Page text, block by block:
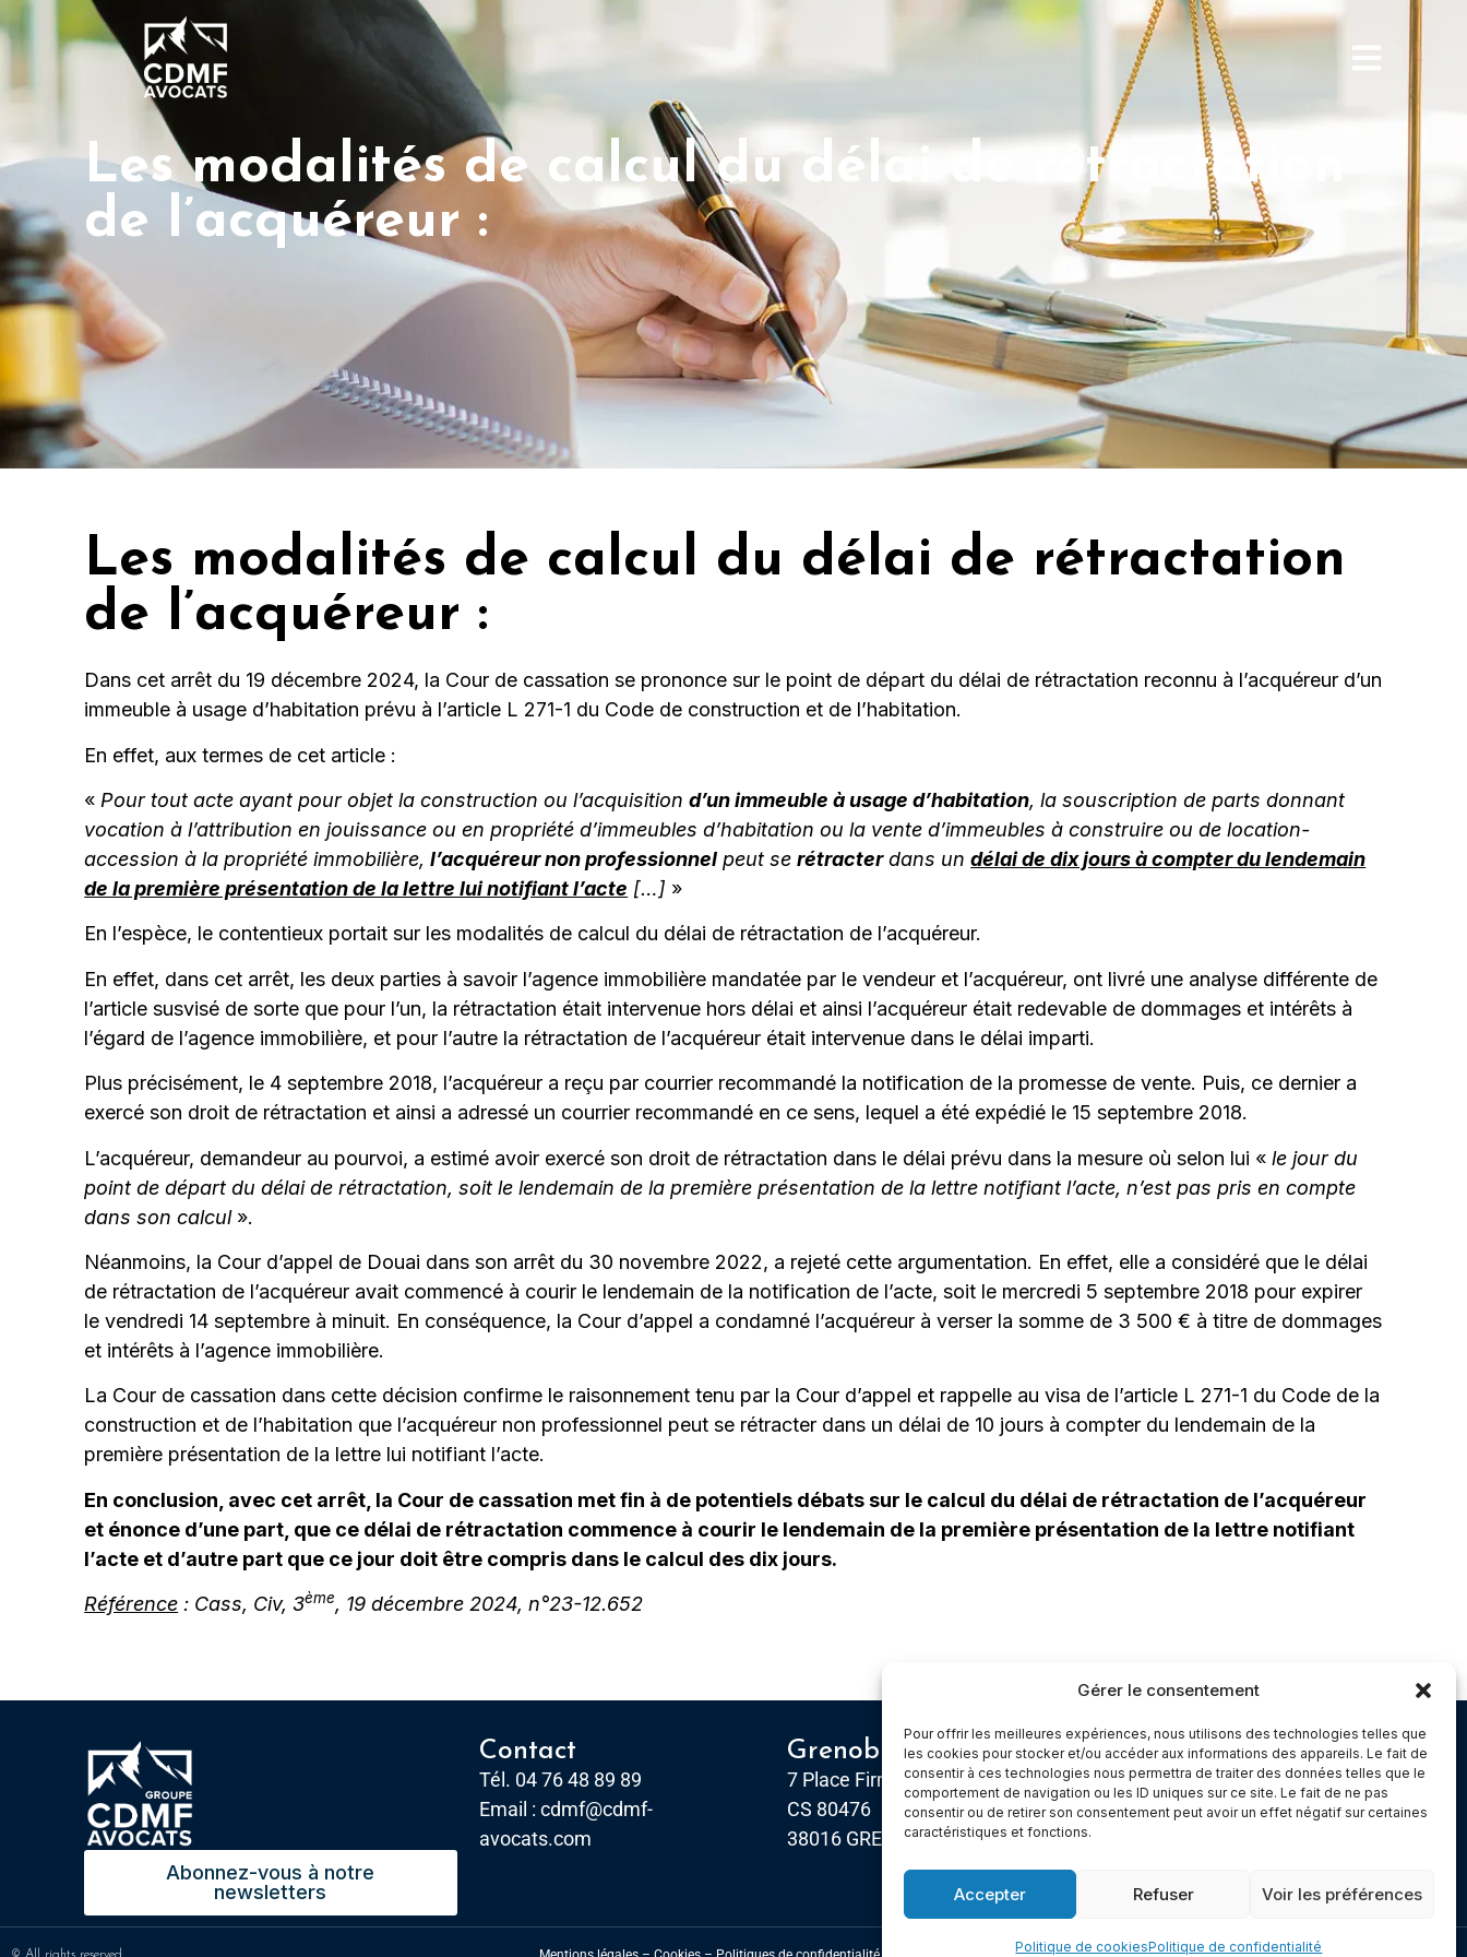
Gérer le consentement
Pour offrir les meilleures expériences, nous utilisons des technologies telles que
les cookies pour stocker et/ou accéder aux informations des appareils. Le fait de
consentir à ces technologies nous permettra de traiter des données telles que le
comportement de navigation ou les ID uniques sur ce site. Le fait de ne pas
consentir ou de retirer son consentement peut avoir un effet négatif sur certaines
caractéristiques et fonctions.
Accepter Refuser Voir les préférences
Politique de cookiesPolitique de confidentialité
Les modalités de calcul du délai de rétractation
de l’acquéreur :
Les modalités de calcul du délai de rétractation
de l’acquéreur :
Dans cet arrêt du 19 décembre 2024, la Cour de cassation se prononce sur le point de départ du délai de rétractation reconnu à l’acquéreur d’un
immeuble à usage d’habitation prévu à l’article L 271-1 du Code de construction et de l’habitation.
En effet, aux termes de cet article :
« Pour tout acte ayant pour objet la construction ou l’acquisitiond’un immeuble à usage d’habitation, la souscription de parts donnant
vocation à l’attribution en jouissance ou en propriété d’immeubles d’habitation ou la vente d’immeubles à construire ou de location-
accession à la propriété immobilière,l’acquéreur non professionnel peut serétracterdans undélai de dix jours à compter du lendemain
de la première présentation de la lettre lui notifiant l’acte […] »
En l’espèce, le contentieux portait sur les modalités de calcul du délai de rétractation de l’acquéreur.
En effet, dans cet arrêt, les deux parties à savoir l’agence immobilière mandatée par le vendeur et l’acquéreur, ont livré une analyse différente de
l’article susvisé de sorte que pour l’un, la rétractation était intervenue hors délai et ainsi l’acquéreur était redevable de dommages et intérêts à
l’égard de l’agence immobilière, et pour l’autre la rétractation de l’acquéreur était intervenue dans le délai imparti.
Plus précisément, le 4 septembre 2018, l’acquéreur a reçu par courrier recommandé la notification de la promesse de vente. Puis, ce dernier a
exercé son droit de rétractation et ainsi a adressé un courrier recommandé en ce sens, lequel a été expédié le 15 septembre 2018.
L’acquéreur, demandeur au pourvoi, a estimé avoir exercé son droit de rétractation dans le délai prévu dans la mesure où selon lui «le jour du
point de départ du délai de rétractation, soit le lendemain de la première présentation de la lettre notifiant l’acte, n’est pas pris en compte
dans son calcul».
Néanmoins, la Cour d’appel de Douai dans son arrêt du 30 novembre 2022, a rejeté cette argumentation. En effet, elle a considéré que le délai
de rétractation de l’acquéreur avait commencé à courir le lendemain de la notification de l’acte, soit le mercredi 5 septembre 2018 pour expirer
le vendredi 14 septembre à minuit. En conséquence, la Cour d’appel a condamné l’acquéreur à verser la somme de 3 500 € à titre de dommages
et intérêts à l’agence immobilière.
La Cour de cassation dans cette décision confirme le raisonnement tenu par la Cour d’appel et rappelle au visa de l’article L 271-1 du Code de la
construction et de l’habitation que l’acquéreur non professionnel peut se rétracter dans un délai de 10 jours à compter du lendemain de la
première présentation de la lettre lui notifiant l’acte.
En conclusion, avec cet arrêt, la Cour de cassation met fin à de potentiels débats sur le calcul du délai de rétractation de l’acquéreur
et énonce d’une part, que ce délai de rétractation commence à courir le lendemain de la première présentation de la lettre notifiant
l’acte et d’autre part que ce jour doit être compris dans le calcul des dix jours.
Référence : Cass, Civ, 3ème, 19 décembre 2024, n°23-12.652
Abonnez-vous à notre
newsletters
Contact
Tél. 04 76 48 89 89
Email : cdmf@cdmf-
avocats.com
Grenoble
7 Place Firmin Gautier
CS 80476
38016 GRENOBLE, Cedex 1
Chambery
Immeuble le Paris
5 rue Claude Martin